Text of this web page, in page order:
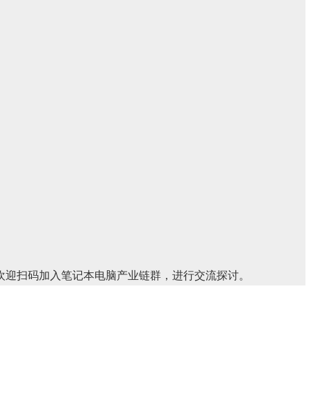
扫码加入笔记本电脑产业链群，进行交流探讨。